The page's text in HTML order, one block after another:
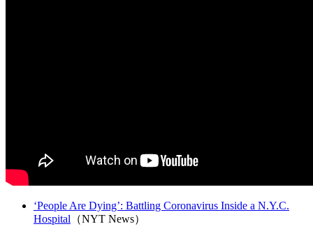
‘People Are Dying’: Battling Coronavirus Inside a N.Y.C.
Hospital （NYT News）